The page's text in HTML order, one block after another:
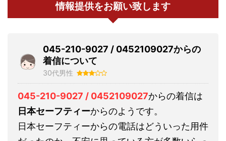
情報提供をお願い致します
045-210-9027 / 0452109027からの
着信について
30代男性
045-210-9027 / 0452109027からの着信は
日本セーフティーからのようです。
日本セーフティーからの電話はどういった用件